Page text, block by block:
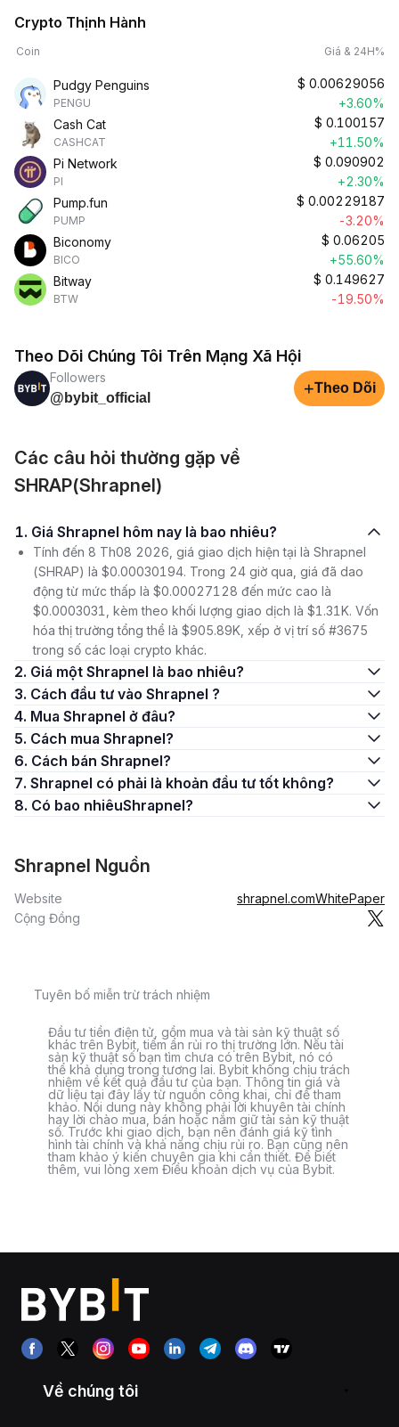
Crypto Thịnh Hành
Coin Giá & 24H%
Pudgy Penguins
PENGU
$ 0.00629056
+3.60%
Cash Cat
CASHCAT
$ 0.100157
+11.50%
Pi Network
PI
$ 0.090902
+2.30%
Pump.fun
PUMP
$ 0.00229187
-3.20%
Biconomy
BICO
$ 0.06205
+55.60%
Bitway
BTW
$ 0.149627
-19.50%
Theo Dõi Chúng Tôi Trên Mạng Xã Hội
Followers
@bybit_official
+Theo Dõi
Các câu hỏi thường gặp về
SHRAP(Shrapnel)
1. Giá Shrapnel hôm nay là bao nhiêu?
Tính đến 8 Th08 2026, giá giao dịch hiện tại là Shrapnel
(SHRAP) là $0.00030194. Trong 24 giờ qua, giá đã dao
động từ mức thấp là $0.00027128 đến mức cao là
$0.0003031, kèm theo khối lượng giao dịch là $1.31K. Vốn
hóa thị trường tổng thể là $905.89K, xếp ở vị trí số #3675
trong số các loại crypto khác.
2. Giá một Shrapnel là bao nhiêu?
3. Cách đầu tư vào Shrapnel ?
4. Mua Shrapnel ở đâu?
5. Cách mua Shrapnel?
6. Cách bán Shrapnel?
7. Shrapnel có phải là khoản đầu tư tốt không?
8. Có bao nhiêuShrapnel?
Shrapnel Nguồn
Website shrapnel.comWhitePaper
Cộng Đồng
Tuyên bố miễn trừ trách nhiệm
Đầu tư tiền điện tử, gồm mua và tài sản kỹ thuật số
khác trên Bybit, tiềm ẩn rủi ro thị trường lớn. Nếu tài
sản kỹ thuật số bạn tìm chưa có trên Bybit, nó có
thể khả dụng trong tương lai. Bybit không chịu trách
nhiệm về kết quả đầu tư của bạn. Thông tin giá và
dữ liệu tại đây lấy từ nguồn công khai, chỉ để tham
khảo. Nội dung này không phải lời khuyên tài chính
hay lời chào mua, bán hoặc nắm giữ tài sản kỹ thuật
số. Trước khi giao dịch, bạn nên đánh giá kỹ tình
hình tài chính và khả năng chịu rủi ro. Bạn cũng nên
tham khảo ý kiến chuyên gia khi cần thiết. Để biết
thêm, vui lòng xem Điều khoản dịch vụ của Bybit.
Về chúng tôi